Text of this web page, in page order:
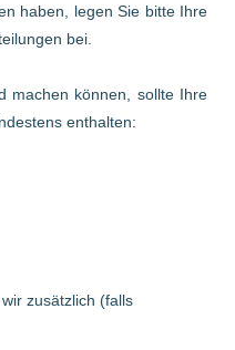
haben, legen Sie bitte Ihre
bei.
machen können, sollte Ihre
enthalten:
zusätzlich (falls